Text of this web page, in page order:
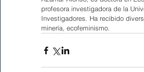
profesora investigadora de la
Investigadores. Ha recibido
minería, ecofeminismo.